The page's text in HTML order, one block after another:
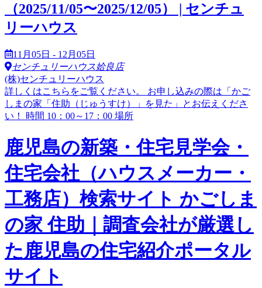
（2025/11/05〜2025/12/05） | センチュ
リーハウス
11月05日 - 12月05日
センチュリーハウス姶良店
(株)センチュリーハウス
詳しくはこちらをご覧ください。 お申し込みの際は「かご
しまの家「住助（じゅうすけ）」を見た」とお伝えくださ
い！ 時間 10：00～17：00 場所
鹿児島の新築・住宅見学会・
住宅会社（ハウスメーカー・
工務店）検索サイト かごしま
の家 住助｜調査会社が厳選し
た鹿児島の住宅紹介ポータル
サイト